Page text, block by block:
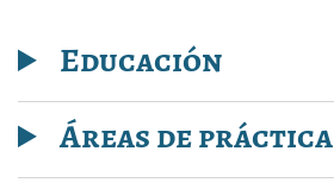
Educación
Áreas de práctica